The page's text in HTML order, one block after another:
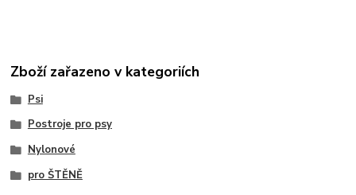
Zboží zařazeno v kategoriích
Psi
Postroje pro psy
Nylonové
pro ŠTĚNĚ